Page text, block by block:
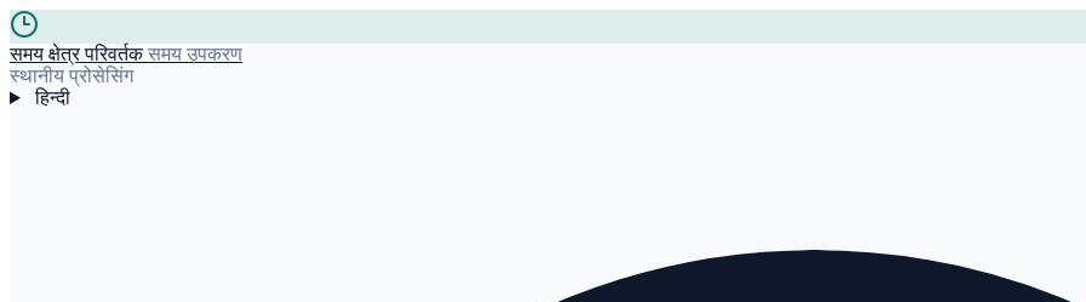
समय क्षेत्र परिवर्तक समय उपकरण
स्थानीय प्रोसेसिंग
हिन्दी